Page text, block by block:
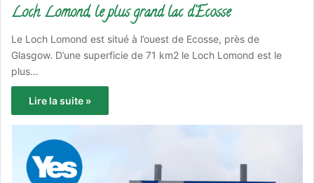
Loch Lomond, le plus grand lac d’Ecosse
Le Loch Lomond est situé à l’ouest de Ecosse, près de
Glasgow. D’une superficie de 71 km2 le Loch Lomond est le
plus…
Lire la suite »